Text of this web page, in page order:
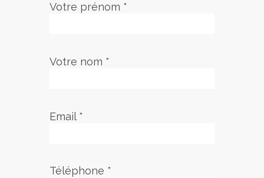
Votre prénom *
Votre nom *
Email *
Téléphone *